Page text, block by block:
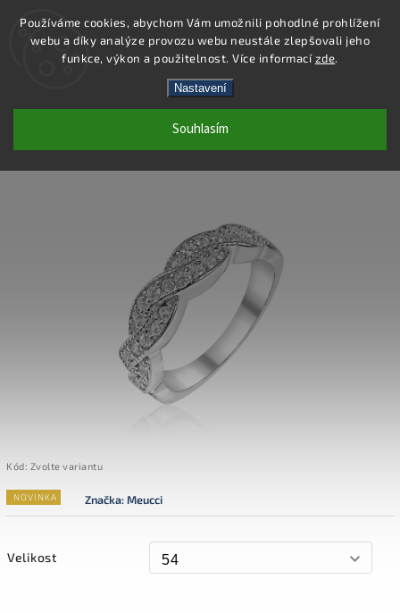
Používáme cookies, abychom Vám umožnili pohodlné prohlížení
webu a díky analýze provozu webu neustále zlepšovali jeho
funkce, výkon a použitelnost. Více informacízde.
Nastavení
Souhlasím
Hledat
SS366R - PRSTEN AG 925/1000
Kód: Zvolte variantu
NOVINKA Značka:Meucci
Velikost